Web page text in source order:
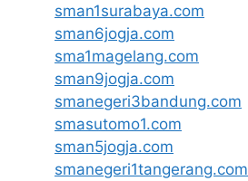
sman1surabaya.com
sman6jogja.com
sma1magelang.com
sman9jogja.com
smanegeri3bandung.com
smasutomo1.com
sman5jogja.com
smanegeri1tangerang.com